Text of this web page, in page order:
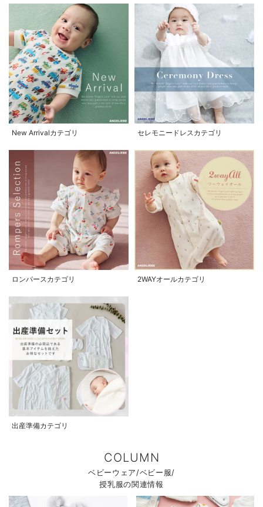
New Arrivalカテゴリ セレモニードレスカテゴリ
ロンパースカテゴリ 2WAYオールカテゴリ
出産準備カテゴリ
COLUMN
ベビーウェア/ベビー服/
授乳服の関連情報